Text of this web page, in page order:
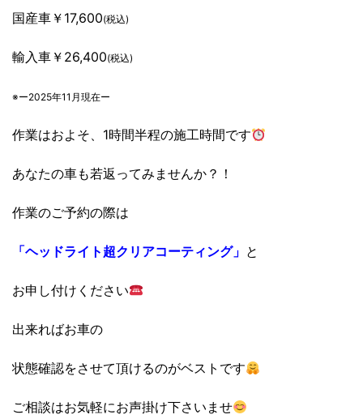
国産車￥17,600(税込)
輸入車￥26,400(税込)
※ー2025年11月現在ー
作業はおよそ、1時間半程の施工時間です
あなたの車も若返ってみませんか？！
作業のご予約の際は
「ヘッドライト超クリアコーティング」 と
お申し付けください
出来ればお車の
状態確認をさせて頂けるのがベストです
ご相談はお気軽にお声掛け下さいませ